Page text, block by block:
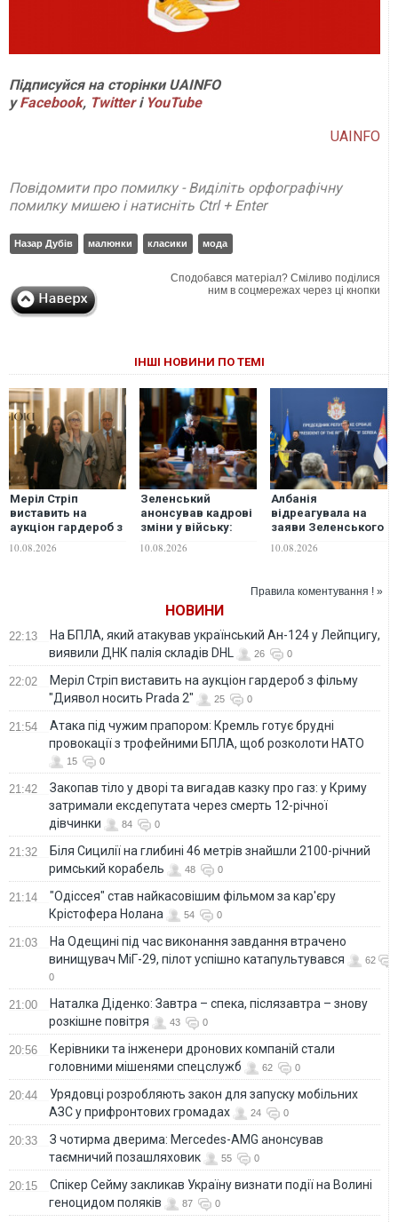
Підписуйся на сторінки UAINFO
уFacebook, Twitter і YouTube
UAINFO
Повідомити про помилку - Виділіть орфографічну
помилку мишею і натисніть Ctrl + Enter
Назар Дубів малюнки класики мода
Сподобався матеріал? Сміливо поділися
ним в соцмережах через ці кнопки
ІНШІ НОВИНИ ПО ТЕМІ
Меріл Стріп
виставить на
аукціон гардероб з
фільму "Диявол
носить Prada 2"
10.08.2026
Зеленський
анонсував кадрові
зміни у війську:
"Частина рішень
вже готові, будуть
10.08.2026
Албанія
відреагувала на
заяви Зеленського
щодо Косова
10.08.2026
Правила коментування ! »
НОВИНИ
22:13
На БПЛА, який атакував український Ан-124 у Лейпцигу,
виявили ДНК палія складів DHL
26 0
22:02
Меріл Стріп виставить на аукціон гардероб з фільму
"Диявол носить Prada 2"
25 0
21:54
Атака під чужим прапором: Кремль готує брудні
провокації з трофейними БПЛА, щоб розколоти НАТО
15 0
21:42
Закопав тіло у дворі та вигадав казку про газ: у Криму
затримали ексдепутата через смерть 12-річної
дівчинки
84 0
21:32
Біля Сицилії на глибині 46 метрів знайшли 2100-річний
римський корабель
48 0
21:14
"Одіссея" став найкасовішим фільмом за кар'єру
Крістофера Нолана
54 0
21:03
На Одещині під час виконання завдання втрачено
винищувач МіГ-29, пілот успішно катапультувався
62
0
21:00
Наталка Діденко: Завтра – спека, післязавтра – знову
розкішне повітря
43 0
20:56
Керівники та інженери дронових компаній стали
головними мішенями спецслужб
62 0
20:44
Урядовці розробляють закон для запуску мобільних
АЗС у прифронтових громадах
24 0
20:33
З чотирма дверима: Mercedes-AMG анонсував
таємничий позашляховик
55 0
20:15
Спікер Сейму закликав Україну визнати події на Волині
геноцидом поляків
87 0